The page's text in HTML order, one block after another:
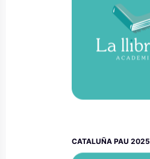
CATALUÑA PAU 2025